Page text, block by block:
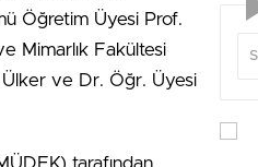
Öğretim Üyesi Prof.
Mimarlık Fakültesi
Ülker ve Dr. Öğr. Üyesi